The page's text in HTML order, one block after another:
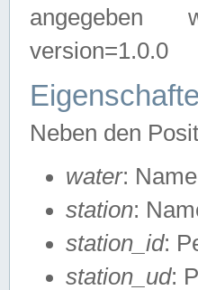
angegeben
version=1.0.0
Neben den
water:
station:
station_id:
station_ud: